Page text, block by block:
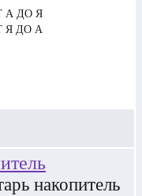
А ДО Я
Я ДО А
накопитель